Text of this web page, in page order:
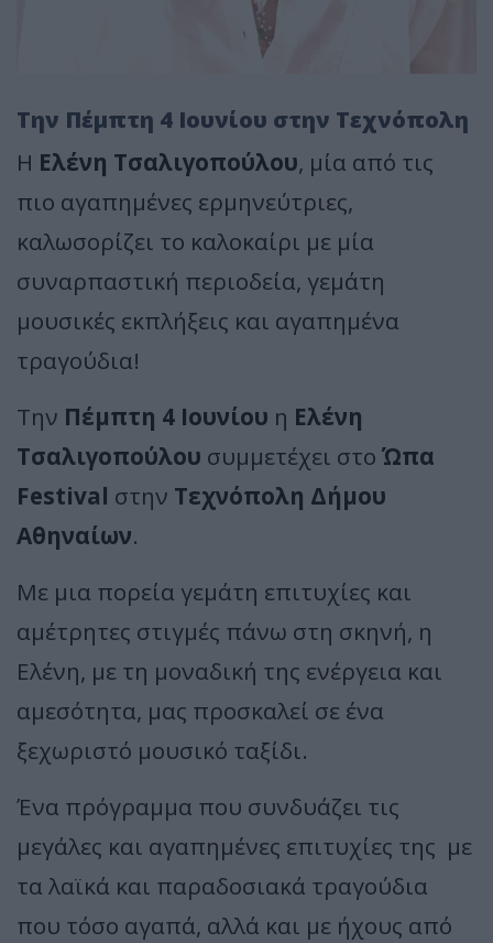
Την Πέμπτη 4 Ιουνίου στην Τεχνόπολη
Η Ελένη Τσαλιγοπούλου, μία από τις
πιο αγαπημένες ερμηνεύτριες,
καλωσορίζει το καλοκαίρι με μία
συναρπαστική περιοδεία, γεμάτη
μουσικές εκπλήξεις και αγαπημένα
τραγούδια!
Την Πέμπτη 4 Ιουνίου η Ελένη
Τσαλιγοπούλου συμμετέχει στο Ώπα
Festival στην Τεχνόπολη Δήμου
Αθηναίων.
Με μια πορεία γεμάτη επιτυχίες και
αμέτρητες στιγμές πάνω στη σκηνή, η
Ελένη, με τη μοναδική της ενέργεια και
αμεσότητα, μας προσκαλεί σε ένα
ξεχωριστό μουσικό ταξίδι.
Ένα πρόγραμμα που συνδυάζει τις
μεγάλες και αγαπημένες επιτυχίες της με
τα λαϊκά και παραδοσιακά τραγούδια
που τόσο αγαπά, αλλά και με ήχους από